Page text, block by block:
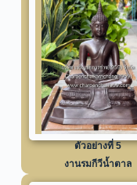
ตัวอย่างที่ 5
งานรมกีวีน้ำตาล